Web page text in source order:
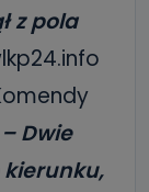
z pola
– Dwie
kierunku,